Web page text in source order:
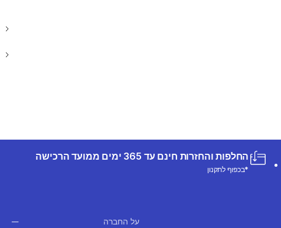
החלפות והחזרות חינם עד 365 ימים ממועד הרכישה
*בכפוף לתקנון
על החברה